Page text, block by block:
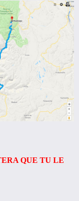
QUE TU LE